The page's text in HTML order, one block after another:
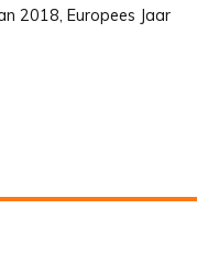
2018, Europees Jaar